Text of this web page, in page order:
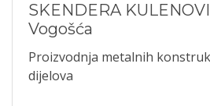
SKENDERA
Vogošća
Proizvodnja metalnih
dijelova